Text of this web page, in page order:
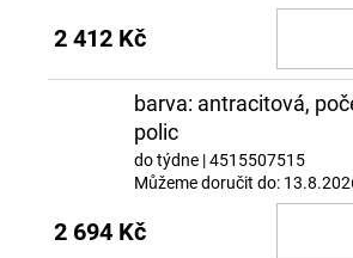
2 412 Kč
barva: antracitová,
polic
do týdne | 4515507515
Můžeme doručit do:
2 694 Kč